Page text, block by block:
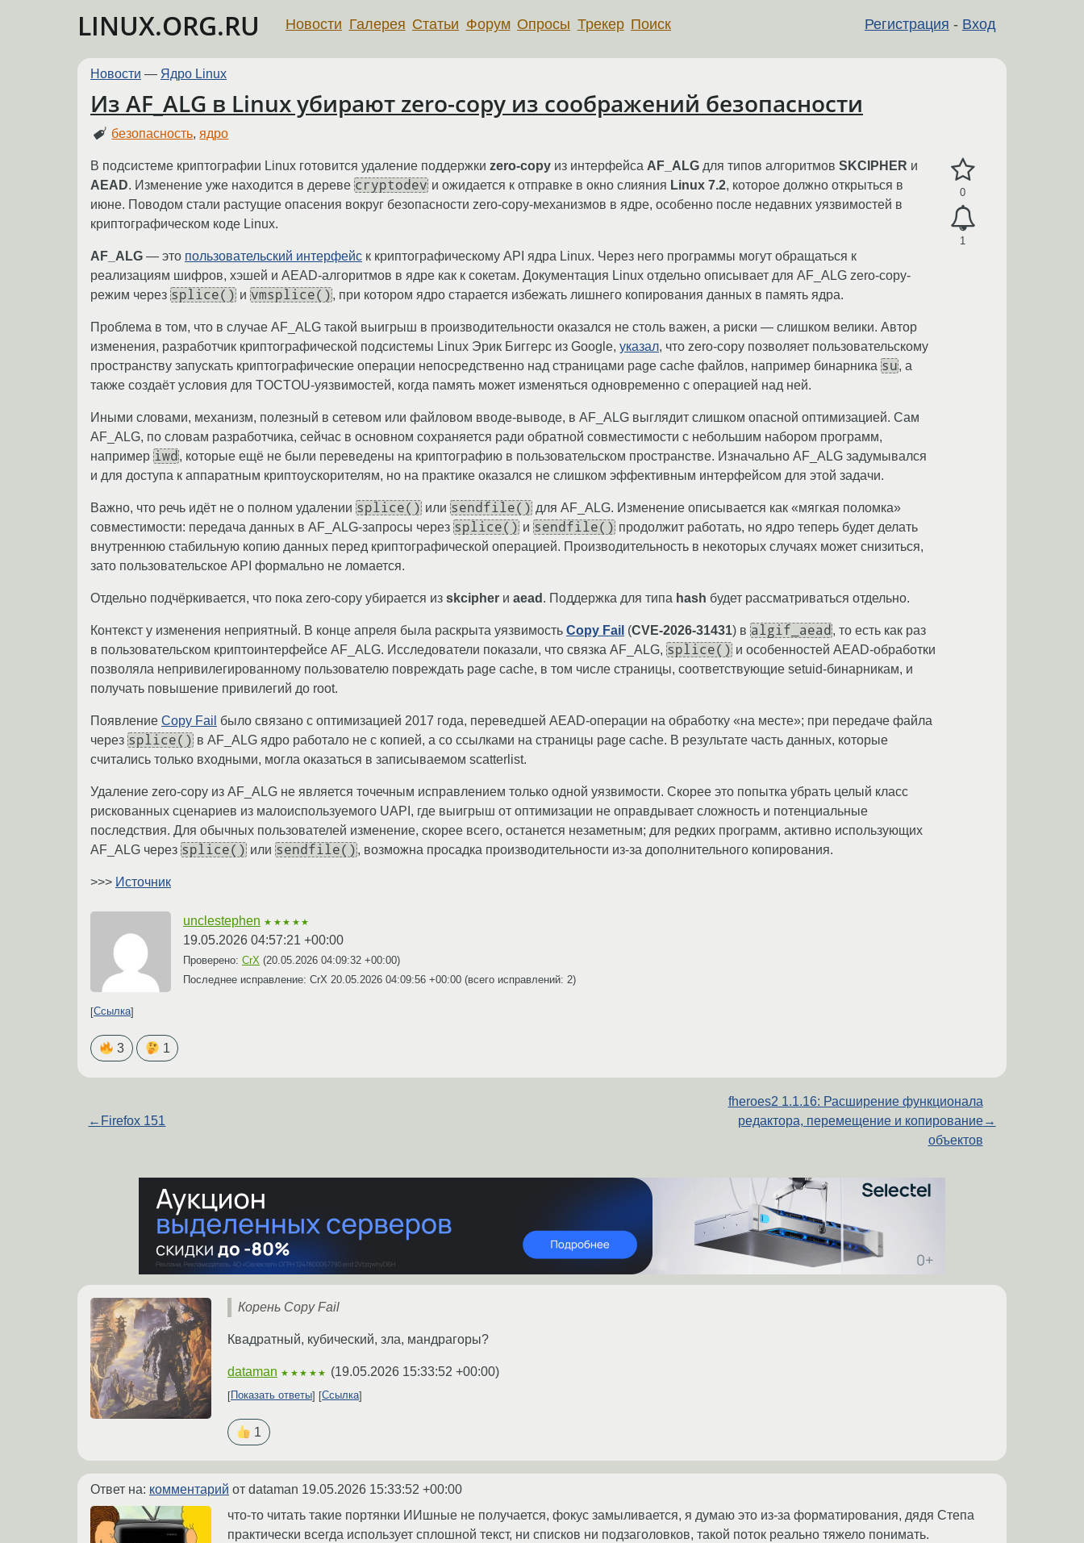
LINUX.ORG.RU Регистрация - Вход
Новости Галерея Статьи Форум Опросы Трекер Поиск
Новости — Ядро Linux
Из AF_ALG в Linux убирают zero-copy из соображений безопасности
безопасность, ядро
0
1
В подсистеме криптографии Linux готовится удаление поддержки zero-copy из интерфейса AF_ALG для типов алгоритмов SKCIPHER и
AEAD. Изменение уже находится в дереве cryptodev и ожидается к отправке в окно слияния Linux 7.2, которое должно открыться в
июне. Поводом стали растущие опасения вокруг безопасности zero-copy-механизмов в ядре, особенно после недавних уязвимостей в
криптографическом коде Linux.
AF_ALG — это пользовательский интерфейс к криптографическому API ядра Linux. Через него программы могут обращаться к
реализациям шифров, хэшей и AEAD-алгоритмов в ядре как к сокетам. Документация Linux отдельно описывает для AF_ALG zero-copy-
режим через splice() и vmsplice() , при котором ядро старается избежать лишнего копирования данных в память ядра.
Проблема в том, что в случае AF_ALG такой выигрыш в производительности оказался не столь важен, а риски — слишком велики. Автор
изменения, разработчик криптографической подсистемы Linux Эрик Биггерс из Google, указал, что zero-copy позволяет пользовательскому
пространству запускать криптографические операции непосредственно над страницами page cache файлов, например бинарника su, а
также создаёт условия для TOCTOU-уязвимостей, когда память может изменяться одновременно с операцией над ней.
Иными словами, механизм, полезный в сетевом или файловом вводе-выводе, в AF_ALG выглядит слишком опасной оптимизацией. Сам
AF_ALG, по словам разработчика, сейчас в основном сохраняется ради обратной совместимости с небольшим набором программ,
например iwd , которые ещё не были переведены на криптографию в пользовательском пространстве. Изначально AF_ALG задумывался
и для доступа к аппаратным криптоускорителям, но на практике оказался не слишком эффективным интерфейсом для этой задачи.
Важно, что речь идёт не о полном удалении splice() или sendfile() для AF_ALG. Изменение описывается как «мягкая поломка»
совместимости: передача данных в AF_ALG-запросы через splice() и sendfile() продолжит работать, но ядро теперь будет делать
внутреннюю стабильную копию данных перед криптографической операцией. Производительность в некоторых случаях может снизиться,
зато пользовательское API формально не ломается.
Отдельно подчёркивается, что пока zero-copy убирается из skcipher и aead . Поддержка для типа hash будет рассматриваться отдельно.
Контекст у изменения неприятный. В конце апреля была раскрыта уязвимость Copy Fail (CVE-2026-31431) в algif_aead , то есть как раз
в пользовательском криптоинтерфейсе AF_ALG. Исследователи показали, что связка AF_ALG, splice() и особенностей AEAD-обработки
позволяла непривилегированному пользователю повреждать page cache, в том числе страницы, соответствующие setuid-бинарникам, и
получать повышение привилегий до root.
Появление Copy Fail было связано с оптимизацией 2017 года, переведшей AEAD-операции на обработку «на месте»; при передаче файла
через splice() в AF_ALG ядро работало не с копией, а со ссылками на страницы page cache. В результате часть данных, которые
считались только входными, могла оказаться в записываемом scatterlist.
Удаление zero-copy из AF_ALG не является точечным исправлением только одной уязвимости. Скорее это попытка убрать целый класс
рискованных сценариев из малоиспользуемого UAPI, где выигрыш от оптимизации не оправдывает сложность и потенциальные
последствия. Для обычных пользователей изменение, скорее всего, останется незаметным; для редких программ, активно использующих
AF_ALG через splice() или sendfile() , возможна просадка производительности из-за дополнительного копирования.
>>> Источник
unclestephen ★★★★★
19.05.2026 04:57:21 +00:00
Проверено: CrX (20.05.2026 04:09:32 +00:00)
Последнее исправление: CrX 20.05.2026 04:09:56 +00:00 (всего исправлений: 2)
Ссылка
3 1
← Firefox 151
fheroes2 1.1.16: Расширение функционала
редактора, перемещение и копирование
объектов
→
Корень Copy Fail
Квадратный, кубический, зла, мандрагоры?
dataman ★★★★★ (19.05.2026 15:33:52 +00:00)
Показать ответы Ссылка
1
Ответ на: комментарий от dataman 19.05.2026 15:33:52 +00:00
что-то читать такие портянки ИИшные не получается, фокус замыливается, я думаю это из-за форматирования, дядя Степа
практически всегда использует сплошной текст, ни списков ни подзаголовков, такой поток реально тяжело понимать.